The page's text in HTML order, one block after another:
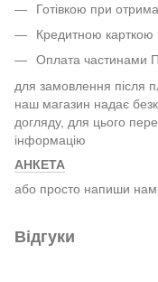
Готівкою при
Кредитною карткою
Оплата частинами
для замовлення після
наш магазин надає
догляду, для цього
інформацію
АНКЕТА
або просто напиши
Відгуки